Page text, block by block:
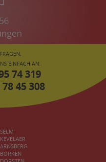
EINFACH AN:
74 319
45 308
SELM
KEVELAER
ARNSBERG
BORKEN